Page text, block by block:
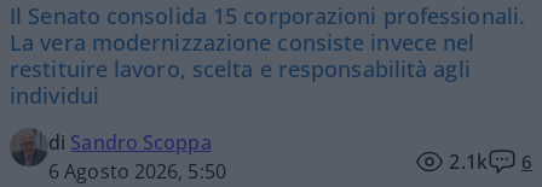
Il Senato consolida 15 corporazioni professionali.
La vera modernizzazione consiste invece nel
restituire lavoro, scelta e responsabilità agli
individui
di Sandro Scoppa
6 Agosto 2026, 5:50
2.1k 6